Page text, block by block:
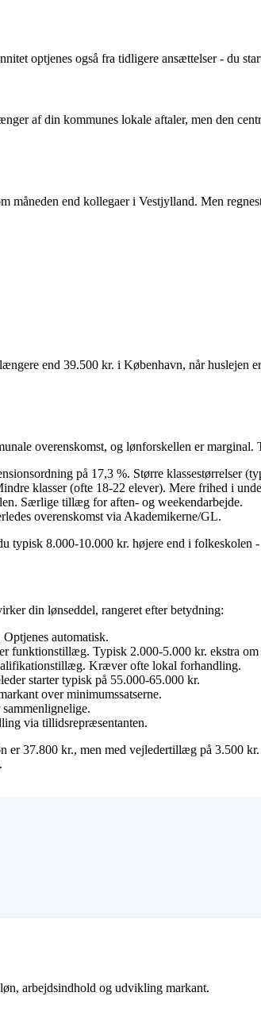
optjenes også fra tidligere ansættelser - du
af din kommunes lokale aftaler, men den
end kollegaer i Vestjylland. Men
end 39.500 kr. i København, når huslejen
overenskomst, og lønforskellen er
på 17,3 %. Større klassestørrelser
klasser (ofte 18-22 elever). Mere frihed i
Særlige tillæg for aften- og weekendarbejde.
overenskomst via Akademikerne/GL.
8.000-10.000 kr. højere end i folkeskolen -
din lønseddel, rangeret efter betydning:
automatisk.
funktionstillæg. Typisk 2.000-5.000 kr. ekstra om
Kræver ofte lokal forhandling.
starter typisk på 55.000-65.000 kr.
over minimumssatserne.
via tillidsrepræsentanten.
er 37.800 kr., men med vejledertillæg på 3.500
arbejdsindhold og udvikling markant.